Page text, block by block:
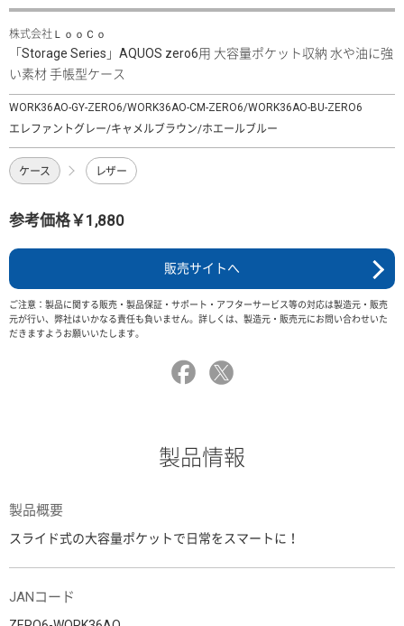
株式会社ＬｏｏＣｏ
「Storage Series」AQUOS zero6用 大容量ポケット収納 水や油に強
い素材 手帳型ケース
WORK36AO-GY-ZERO6/WORK36AO-CM-ZERO6/WORK36AO-BU-ZERO6
エレファントグレー/キャメルブラウン/ホエールブルー
ケース レザー
参考価格￥1,880
販売サイトへ
ご注意：製品に関する販売・製品保証・サポート・アフターサービス等の対応は製造元・販売
元が行い、弊社はいかなる責任も負いません。詳しくは、製造元・販売元にお問い合わせいた
だきますようお願いいたします。
製品情報
製品概要
スライド式の大容量ポケットで日常をスマートに！
JANコード